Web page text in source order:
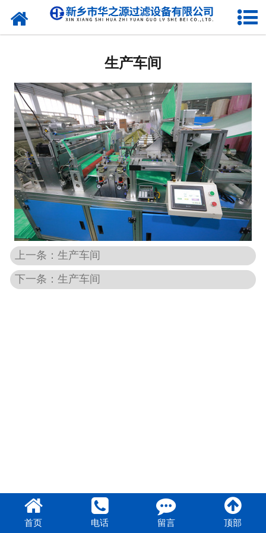
网站首页
产品展示
在线留言
合作伙伴
联系我们
生产车间
上一条：生产车间
下一条：生产车间
首页 电话 留言 顶部